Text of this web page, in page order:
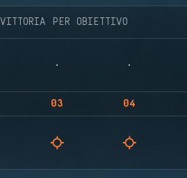
VITTORIA PER OBIETTIVO
03 04